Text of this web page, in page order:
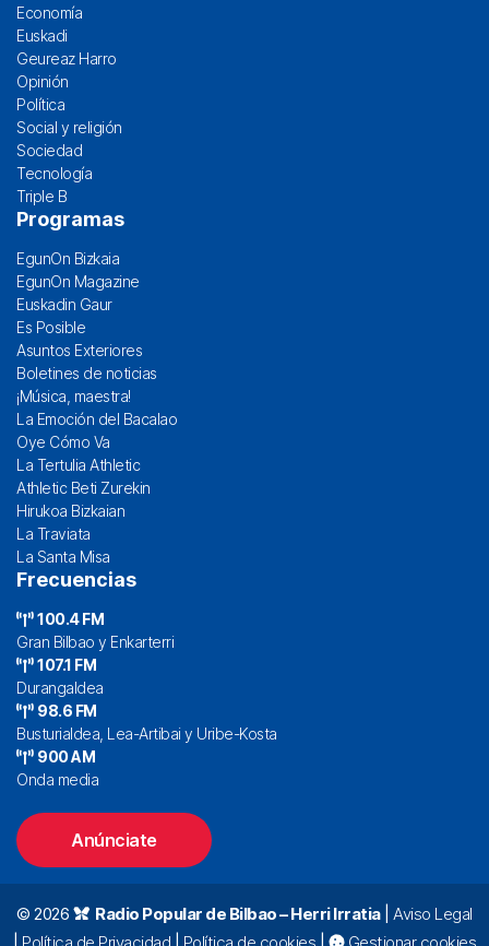
Economía
Euskadi
Geureaz Harro
Opinión
Política
Social y religión
Sociedad
Tecnología
Triple B
Programas
EgunOn Bizkaia
EgunOn Magazine
Euskadin Gaur
Es Posible
Asuntos Exteriores
Boletines de noticias
¡Música, maestra!
La Emoción del Bacalao
Oye Cómo Va
La Tertulia Athletic
Athletic Beti Zurekin
Hirukoa Bizkaian
La Traviata
La Santa Misa
Frecuencias
100.4 FM
Gran Bilbao y Enkarterri
107.1 FM
Durangaldea
98.6 FM
Busturialdea, Lea-Artibai y Uribe-Kosta
900 AM
Onda media
Anúnciate
© 2026 Radio Popular de Bilbao – Herri Irratia| Aviso Legal
Política de Privacidad Política de cookies Gestionar cookies